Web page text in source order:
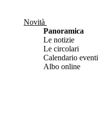
Novità
Panoramica
Le notizie
Le circolari
Calendario eventi
Albo online